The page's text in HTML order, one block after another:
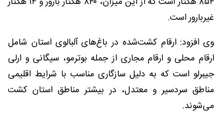
غیربارور است.
وی افزود: ارقام کشت‌شده در باغ‌های آلبالوی استان شامل
ارقام محلی و ارقام مجاری از جمله بوترمو، سیگانی و ارلی
جیبرلو است که به دلیل سازگاری مناسب با شرایط اقلیمی
مناطق سردسیر و معتدل، در بیشتر مناطق استان کشت
می‌شوند.